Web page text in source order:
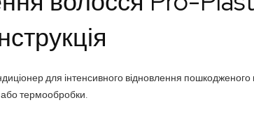
для інтенсивного відновлення
термообробки.